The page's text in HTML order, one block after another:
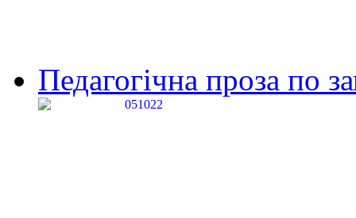
Педагогічна проза по